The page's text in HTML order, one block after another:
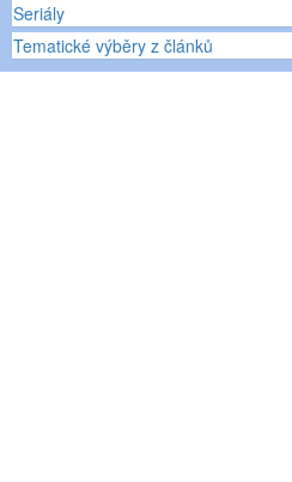
Seriály
Tematické výběry z článků